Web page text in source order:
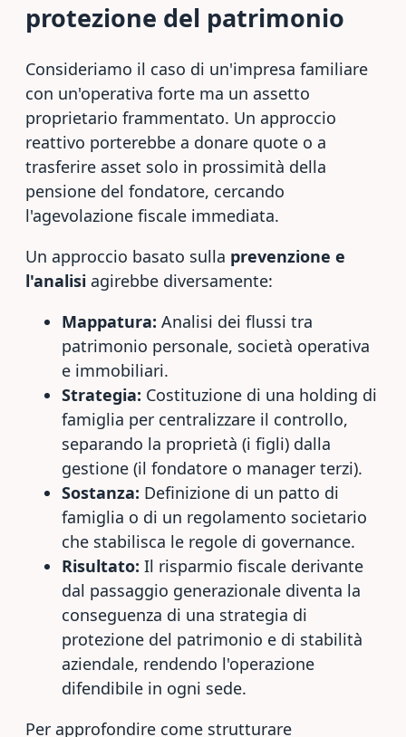
protezione del patrimonio
Consideriamo il caso di un'impresa familiare
con un'operativa forte ma un assetto
proprietario frammentato. Un approccio
reattivo porterebbe a donare quote o a
trasferire asset solo in prossimità della
pensione del fondatore, cercando
l'agevolazione fiscale immediata.
Un approccio basato sulla prevenzione e
l'analisi agirebbe diversamente:
Mappatura: Analisi dei flussi tra
patrimonio personale, società operativa
e immobiliari.
Strategia: Costituzione di una holding di
famiglia per centralizzare il controllo,
separando la proprietà (i figli) dalla
gestione (il fondatore o manager terzi).
Sostanza: Definizione di un patto di
famiglia o di un regolamento societario
che stabilisca le regole di governance.
Risultato: Il risparmio fiscale derivante
dal passaggio generazionale diventa la
conseguenza di una strategia di
protezione del patrimonio e di stabilità
aziendale, rendendo l'operazione
difendibile in ogni sede.
Per approfondire come strutturare